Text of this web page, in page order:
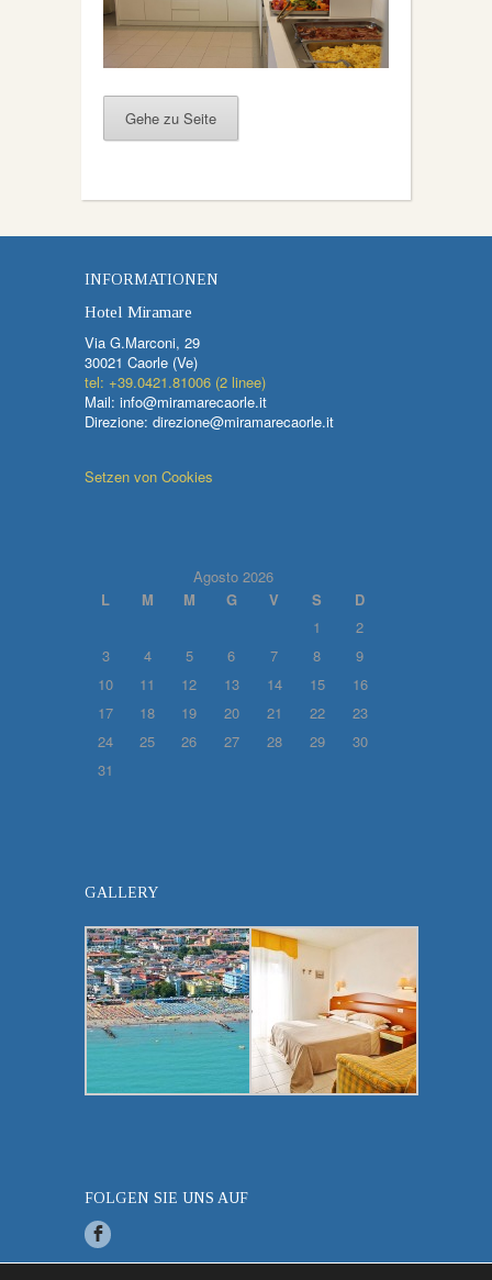
Gehe zu Seite
INFORMATIONEN
Hotel Miramare
Via G.Marconi, 29
30021 Caorle (Ve)
tel: +39.0421.81006 (2 linee)
Mail: info@miramarecaorle.it
Direzione: direzione@miramarecaorle.it
Setzen von Cookies
Agosto 2026
L
M M G V S
D
1
2
3
4 5 6 7 8
9
10
11 12 13 14 15
16
17
18 19 20 21 22
23
24
25 26 27 28 29
30
31
GALLERY
FOLGEN SIE UNS AUF